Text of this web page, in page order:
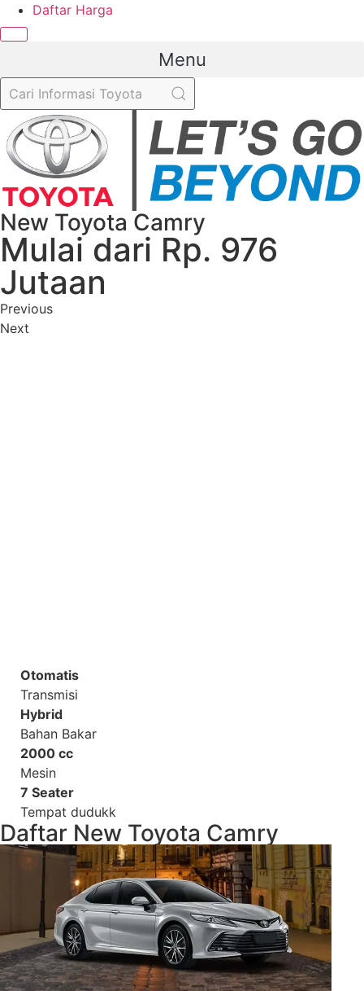
Daftar Harga
Menu
New Toyota Camry
Mulai dari Rp. 976
Jutaan
Previous
Next
Otomatis
Transmisi
Hybrid
Bahan Bakar
2000 cc
Mesin
7 Seater
Tempat dudukk
Daftar New Toyota Camry